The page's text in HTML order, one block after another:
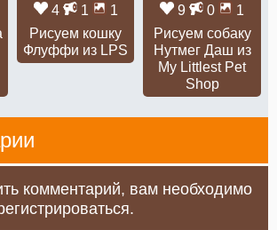
4 1
1
Рисуем кошку
Флуффи из LPS
9 0
1
Рисуем собаку
Нутмег Даш из
My Littlest Pet
Shop
комментарий, вам необходимо